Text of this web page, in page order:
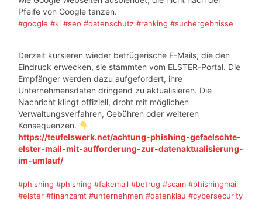
Pfeife von Google tanzen.
#google #ki #seo #datenschutz #ranking #suchergebnisse
Derzeit kursieren wieder betrügerische E-Mails, die den
Eindruck erwecken, sie stammten vom ELSTER-Portal. Die
Empfänger werden dazu aufgefordert, ihre
Unternehmensdaten dringend zu aktualisieren. Die
Nachricht klingt offiziell, droht mit möglichen
Verwaltungsverfahren, Gebühren oder weiteren
Konsequenzen.
https://teufelswerk.net/achtung-phishing-gefaelschte-
elster-mail-mit-aufforderung-zur-datenaktualisierung-
im-umlauf/
#phishing #phishing #fakemail #betrug #scam #phishingmail
#elster #finanzamt #unternehmen #datenklau #cybersecurity